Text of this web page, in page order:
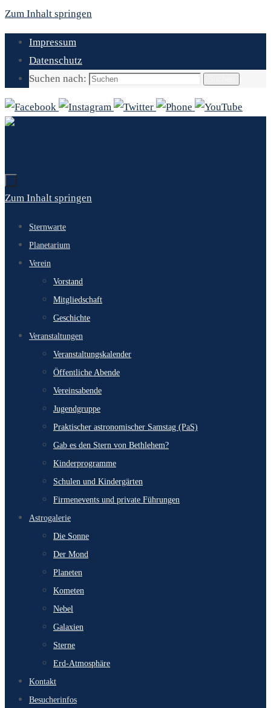
Zum Inhalt springen
Impressum
Datenschutz
Suchen nach:
Zum Inhalt springen
Sternwarte
Planetarium
Verein
Vorstand
Mitgliedschaft
Geschichte
Veranstaltungen
Veranstaltungskalender
Öffentliche Abende
Vereinsabende
Jugendgruppe
Praktischer astronomischer Samstag (PaS)
Gab es den Stern von Bethlehem?
Kinderprogramme
Schulen und Kindergärten
Firmenevents und private Führungen
Astrogalerie
Die Sonne
Der Mond
Planeten
Kometen
Nebel
Galaxien
Sterne
Erd-Atmosphäre
Kontakt
Besucherinfos